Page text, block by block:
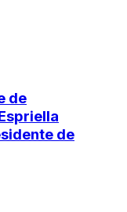
de
de